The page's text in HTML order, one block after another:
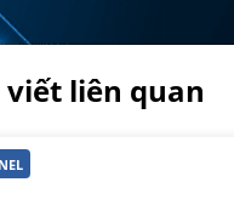
viết liên quan